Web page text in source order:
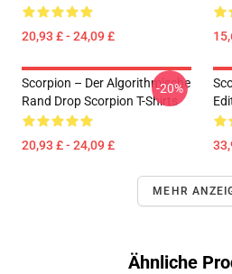
20,93 £ - 24,09 £
Scorpion – Der Algorithmische
Rand Drop Scorpion T-Shirts
20,93 £ - 24,09 £
-20%
MEHR
Ähnliche